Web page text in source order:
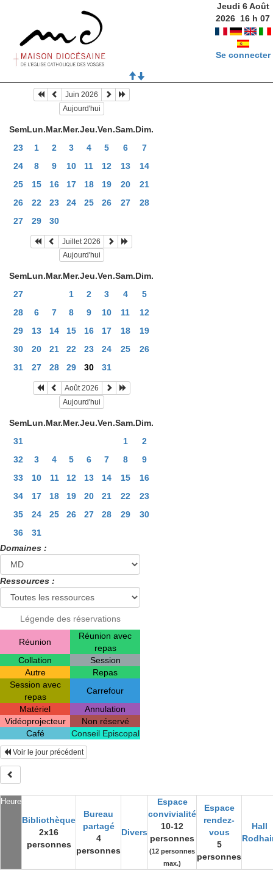
Jeudi 6 Août
2026 16 h07
Se connecter
Juin 2026
Aujourd'hui
SemLun.Mar.Mer.Jeu.Ven.Sam.Dim.
23
1 2 3 4 5 6
7
24
8 9 10 11 12 13
14
25
15 16 17 18 19 20
21
26
22 23 24 25 26 27
28
27
29 30
Juillet 2026
Aujourd'hui
SemLun.Mar.Mer.Jeu.Ven.Sam.Dim.
27
1 2 3 4
5
28
6 7 8 9 10 11
12
29
13 14 15 16 17 18
19
30
20 21 22 23 24 25
26
31
27 28 29 30 31
Août 2026
Aujourd'hui
SemLun.Mar.Mer.Jeu.Ven.Sam.Dim.
31
1
2
32
3 4 5 6 7 8
9
33
10 11 12 13 14 15
16
34
17 18 19 20 21 22
23
35
24 25 26 27 28 29
30
36
31
Domaines :
Ressources :
Légende des réservations
Réunion
Réunion avec
repas
Collation
Session
Autre
Repas
Session avec
repas
Carrefour
Matériel
Annulation
Vidéoprojecteur
Non réservé
Café
Conseil Episcopal
Heure
Bibliothèque
2x16
personnes
Bureau
partagé
4
personnes
Divers
Espace
convivialité
10-12
personnes
(12 personnes
max.)
Espace
rendez-
vous
5
personnes
Hall
Voir le jour précédent